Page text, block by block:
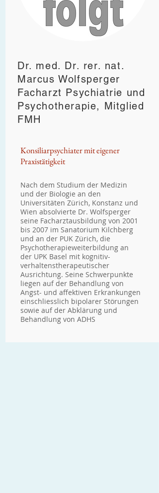
Dr. med. Dr. rer. nat.
Marcus Wolfsperger
Facharzt Psychiatrie und
Psychotherapie, Mitglied
FMH
Konsiliarpsychiater mit eigener
Praxistätigkeit
Nach dem Studium der Medizin
und der Biologie an den
Universitäten Zürich, Konstanz und
Wien absolvierte Dr. Wolfsperger
seine Facharztausbildung von 2001
bis 2007 im Sanatorium Kilchberg
und an der PUK Zürich, die
Psychotherapieweiterbildung an
der UPK Basel mit kognitiv-
verhaltenstherapeutischer
Ausrichtung. Seine Schwerpunkte
liegen auf der Behandlung von
Angst- und affektiven Erkrankungen
einschliesslich bipolarer Störungen
sowie auf der Abklärung und
Behandlung von ADHS